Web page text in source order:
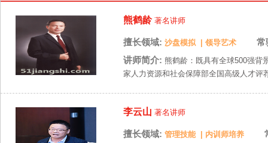
熊鹤龄 著名讲师
擅长领域: 沙盘模拟 领导艺术
常
讲师简介: 熊鹤龄：既具有全球500强
家人力资源和社会保障部全国高级人才
李云山 著名讲师
擅长领域: 管理技能 内训师培养